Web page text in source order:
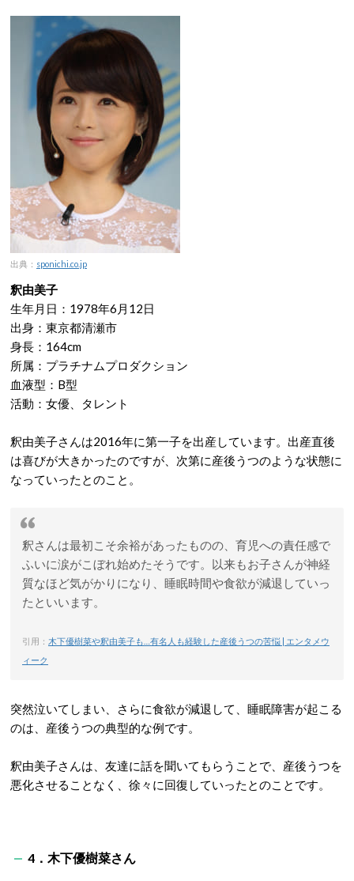
出典： sponichi.co.jp
釈由美子
生年月日：1978年6月12日
出身：東京都清瀬市
身長：164cm
所属：プラチナムプロダクション
血液型：B型
活動：女優、タレント
釈由美子さんは2016年に第一子を出産しています。出産直後
は喜びが大きかったのですが、次第に産後うつのような状態に
なっていったとのこと。
釈さんは最初こそ余裕があったものの、育児への責任感で
ふいに涙がこぼれ始めたそうです。以来もお子さんが神経
質なほど気がかりになり、睡眠時間や食欲が減退していっ
たといいます。
引用： 木下優樹菜や釈由美子も…有名人も経験した産後うつの苦悩 | エンタメウ
ィーク
突然泣いてしまい、さらに食欲が減退して、睡眠障害が起こる
のは、産後うつの典型的な例です。
釈由美子さんは、友達に話を聞いてもらうことで、産後うつを
悪化させることなく、徐々に回復していったとのことです。
4．木下優樹菜さん